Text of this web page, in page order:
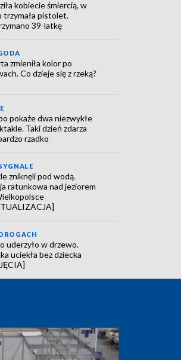
kobiecie śmiercią, w
trzymała pistolet.
39-latkę
zmieniła kolor po
Co dzieje się z rzeką?
pokaże dwa niezwykłe
Taki dzień zdarza
rzadko
zniknęli pod wodą.
ratunkowa nad jeziorem
uderzyło w drzewo.
uciekła bez dziecka